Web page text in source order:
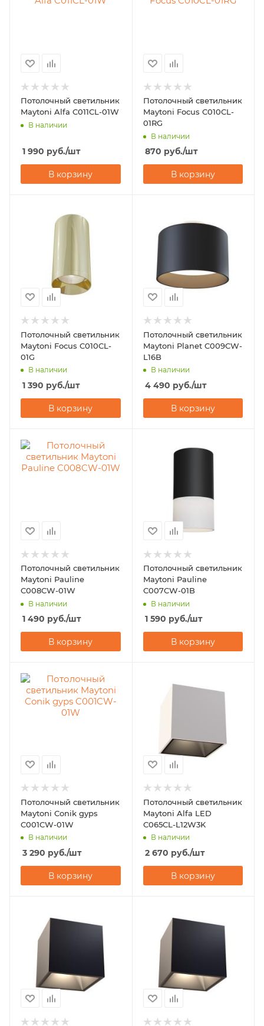
Потолочный светильник
Maytoni Alfa C011CL-01W
В наличии
1 990 руб./шт
В корзину
Потолочный светильник
Maytoni Focus C010CL-
01RG
В наличии
870 руб./шт
В корзину
Потолочный светильник
Maytoni Focus C010CL-
01G
В наличии
1 390 руб./шт
В корзину
Потолочный светильник
Maytoni Planet C009CW-
L16B
В наличии
4 490 руб./шт
В корзину
Потолочный светильник
Maytoni Pauline
C008CW-01W
В наличии
1 490 руб./шт
В корзину
Потолочный светильник
Maytoni Pauline
C007CW-01B
В наличии
1 590 руб./шт
В корзину
Потолочный светильник
Maytoni Conik gyps
C001CW-01W
В наличии
3 290 руб./шт
В корзину
Потолочный светильник
Maytoni Alfa LED
C065CL-L12W3K
В наличии
2 670 руб./шт
В корзину